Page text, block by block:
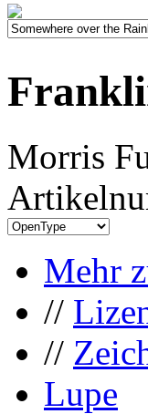
Morris
Mehr
//
//
Lupe